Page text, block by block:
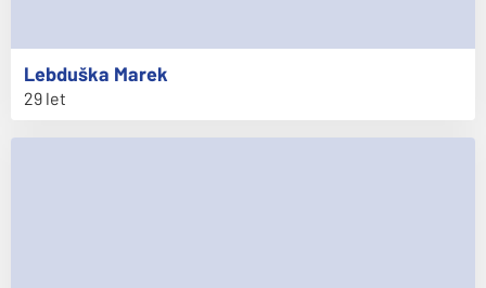
Marek
Lebduška
29 let